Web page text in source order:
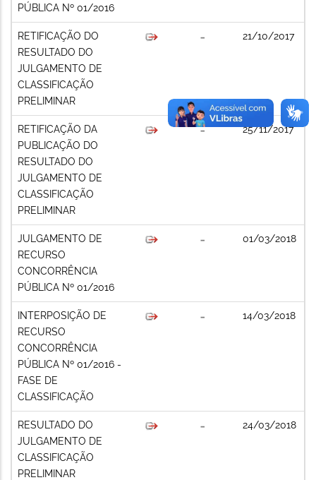
PÚBLICA Nº 01/2016
RETIFICAÇÃO DO
RESULTADO DO
JULGAMENTO DE
CLASSIFICAÇÃO
PRELIMINAR
21/10/2017
RETIFICAÇÃO DA
PUBLICAÇÃO DO
RESULTADO DO
JULGAMENTO DE
CLASSIFICAÇÃO
PRELIMINAR
25/11/2017
JULGAMENTO DE
RECURSO
CONCORRÊNCIA
PÚBLICA Nº 01/2016
01/03/2018
INTERPOSIÇÃO DE
RECURSO
CONCORRÊNCIA
PÚBLICA Nº 01/2016 -
FASE DE
CLASSIFICAÇÃO
14/03/2018
RESULTADO DO
JULGAMENTO DE
CLASSIFICAÇÃO
PRELIMINAR
24/03/2018